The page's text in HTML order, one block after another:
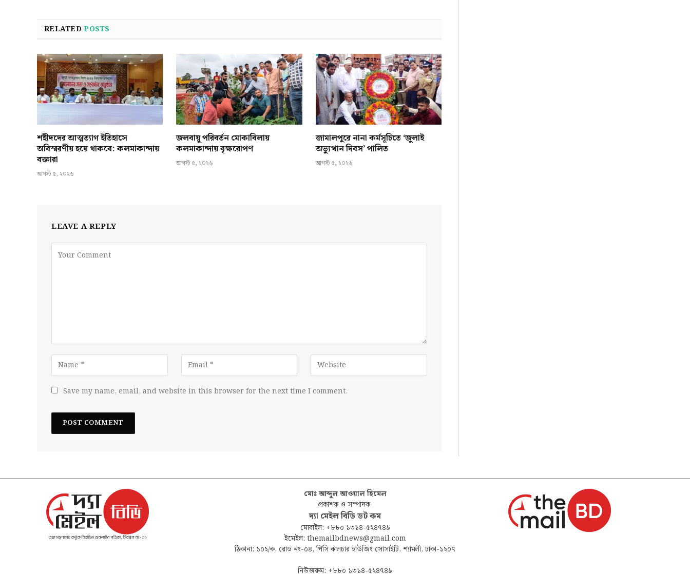
RELATEDPOSTS
শহীদদের আত্মত্যাগ ইতিহাসে
অবিস্মরণীয় হয়ে থাকবে: কলমাকান্দায়
বক্তারা
আগস্ট ৫, ২০২৬
জলবায়ু পরিবর্তন মোকাবিলায়
কলমাকান্দায় বৃক্ষরোপণ
আগস্ট ৫, ২০২৬
জামালপুরে নানা কর্মসূচিতে ‘জুলাই
অভ্যুত্থান দিবস’ পালিত
আগস্ট ৫, ২০২৬
LEAVE A REPLY
Save my name, email, and website in this browser for the next time I comment.
মোঃ আব্দুল আওয়াল হিমেল
প্রকাশক ও সম্পাদক
দ্যা মেইল বিডি ডট কম
মোবাইল: +৮৮০ ১৩১৪-৫২৪৭৪৯
ইমেইল: themailbdnews@gmail.com
ঠিকানা: ১০২/ক, রোড নং-০৪, পিসি কালচার হাউজিং সোসাইটি, শ্যামলী, ঢাকা-১২০৭
নিউজরুম: +৮৮০ ১৩১৪-৫২৪৭৪৯